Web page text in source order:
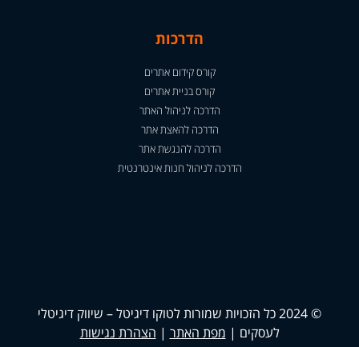
הדרכות
קורס קידום אתרים
קורס בניית אתרים
הדרכה לניהול האתר
הדרכה להאצת אתר
הדרכה להנגשת אתר
הדרכה לניהול חנות אינטרנטית
© 2024 כל הזכויות שמורות לטוקו דיגיטל – שיווק דיגיטלי
לעסקים | מפת האתר | הצהרת נגישות